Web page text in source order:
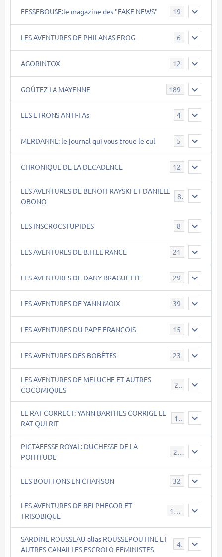
FESSEBOUSE:le magazine des "FAKE NEWS" 19
LES AVENTURES DE PHILANAS FROG 6
AGORINTOX 12
GOÛTEZ LA MAYENNE 189
LES ETRONS ANTI-FAs 4
MERDANNE: le journal qui vous troue le cul 5
CHRONIQUE DE LA DECADENCE 12
LES AVENTURES DE BENOIT RAYSKI ET DANIELE
OBONO
8
LES INSCROCSTUPIDES 8
LES AVENTURES DE B.H.LE RANCE 21
LES AVENTURES DE DANY BRAGUETTE 29
LES AVENTURES DE YANN MOIX 39
LES AVENTURES DU PAPE FRANCOIS 15
LES AVENTURES DES BOBÊTES 23
LES AVENTURES DE MELUCHE ET AUTRES
COCOMIQUES
22
LE RAT CORRECT: YANN BARTHES CORRIGE LE
RAT QUI RIT
15
PICTAFESSE ROYAL: DUCHESSE DE LA
POITITUDE
23
LES BOUFFONS EN CHANSON 32
LES AVENTURES DE BELPHEGOR ET
TRISOBIQUE
147
SARDINE ROUSSEAU alias ROUSSEPOUTINE ET
AUTRES CANAILLES ESCROLO-FEMINISTES
40